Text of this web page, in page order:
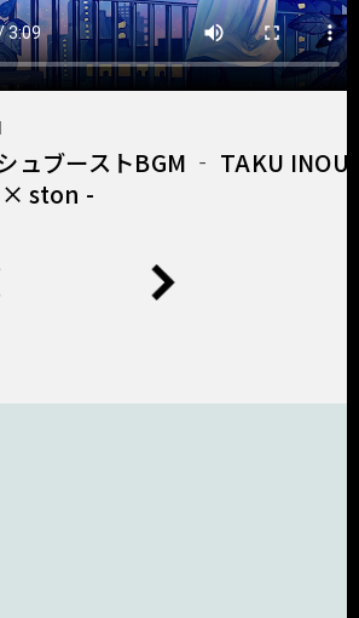
ュブーストBGM ‐ TAKU
× ston -